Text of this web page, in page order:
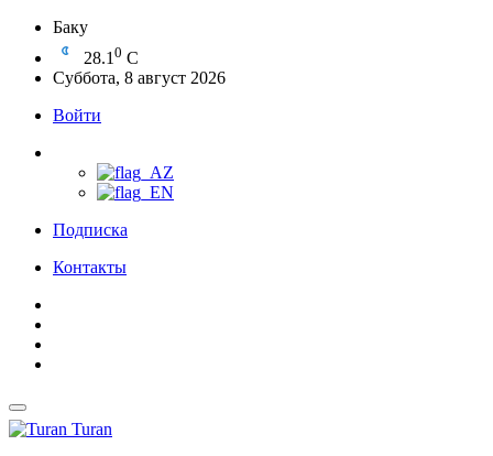
Баку
28.1 0 C
Суббота, 8 август 2026
Войти
Подписка
Контакты
Turan